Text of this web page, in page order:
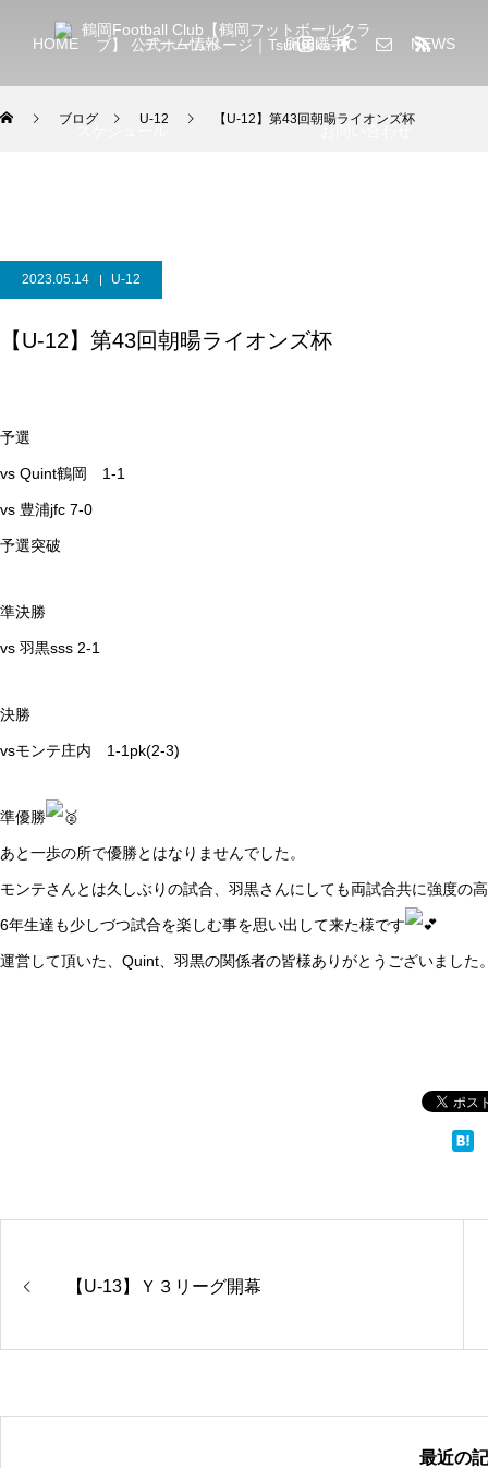
HOME チーム情報 所属選手 NEWS
スケジュール お問い合わせ
ブログ U-12 【U-12】第43回朝暘ライオンズ杯
2023.05.14 U-12
【U-12】第43回朝暘ライオンズ杯
予選
vs Quint鶴岡 1-1
vs 豊浦jfc 7-0
予選突破
準決勝
vs 羽黒sss 2-1
決勝
vsモンテ庄内 1-1pk(2-3)
準優勝
あと一歩の所で優勝とはなりませんでした。
モンテさんとは久しぶりの試合、羽黒さんにしても両試合共に強度の
6年生達も少しづつ試合を楽しむ事を思い出して来た様です
運営して頂いた、Quint、羽黒の関係者の皆様ありがとうございました
【U-13】Ｙ３リーグ開幕
最近の